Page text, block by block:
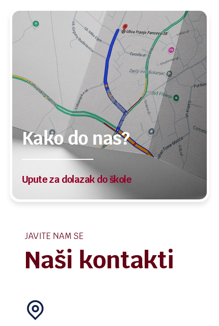
Kako do nas?
Upute za dolazak do škole
JAVITE NAM SE
Naši kontakti